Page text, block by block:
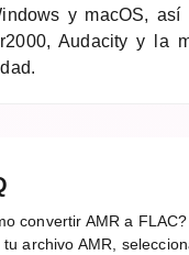
y macOS, así
Audacity y la
convertir AMR a FLAC?
tu archivo AMR,